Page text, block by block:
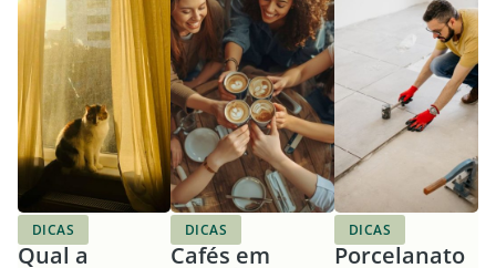
DICAS
Qual a
DICAS
Cafés em
DICAS
Porcelanato